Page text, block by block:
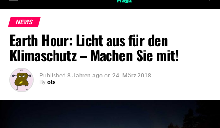
NEWS
Earth Hour: Licht aus für den
Klimaschutz – Machen Sie mit!
Published 8 Jahren ago on 24. März 2018
By ots